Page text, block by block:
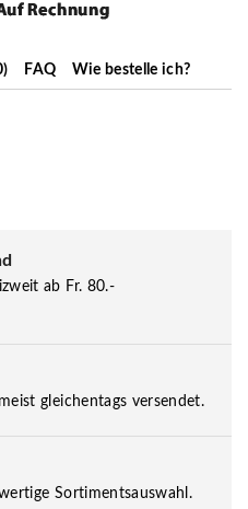
FAQ Wie bestelle ich?
ab Fr. 80.-
gleichentags versendet.
Sortimentsauswahl.